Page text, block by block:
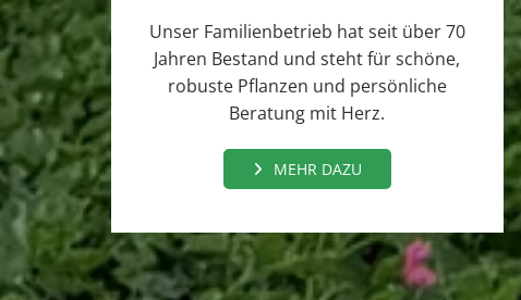
Unser Familienbetrieb hat seit über 70
Jahren Bestand und steht für schöne,
robuste Pflanzen und persönliche
Beratung mit Herz.
MEHR DAZU